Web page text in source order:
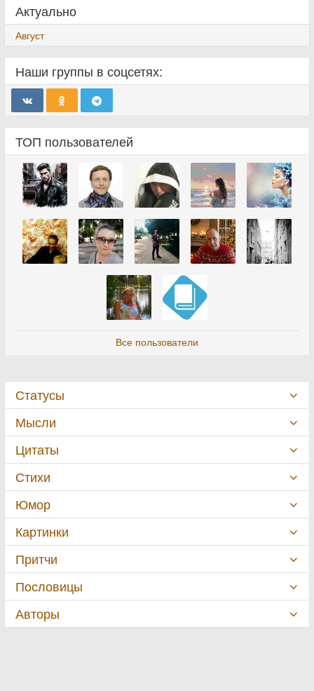
Актуально
Август
Наши группы в соцсетях:
ТОП пользователей
Все пользователи
Статусы
Мысли
Цитаты
Стихи
Юмор
Картинки
Притчи
Пословицы
Авторы